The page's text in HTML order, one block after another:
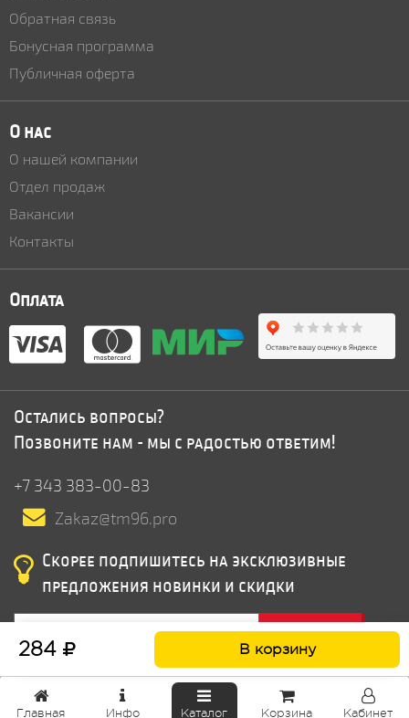
Главная Инфо Каталог Корзина Кабинет
284 В корзину
Обратная связь
Бонусная программа
Публичная оферта
О нас
О нашей компании
Отдел продаж
Вакансии
Контакты
Оплата
Остались вопросы?
Позвоните нам - мы с радостью ответим!
+7 343 383-00-83
Zakaz@tm96.pro
Скорее подпишитесь на эксклюзивные
предложения новинки и скидки
Подписатся